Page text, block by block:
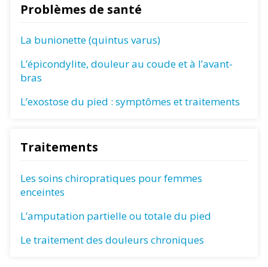
Problèmes de santé
La bunionette (quintus varus)
L’épicondylite, douleur au coude et à l’avant-
bras
L’exostose du pied : symptômes et traitements
Traitements
Les soins chiropratiques pour femmes
enceintes
L’amputation partielle ou totale du pied
Le traitement des douleurs chroniques